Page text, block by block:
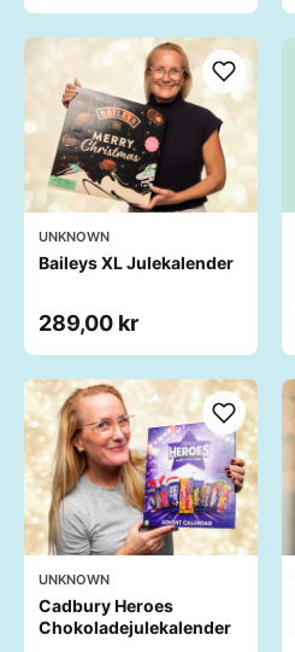
UNKNOWN
Baileys XL Julekalender
289,00 kr
UNKNOWN
Cadbury Heroes
Chokoladejulekalender